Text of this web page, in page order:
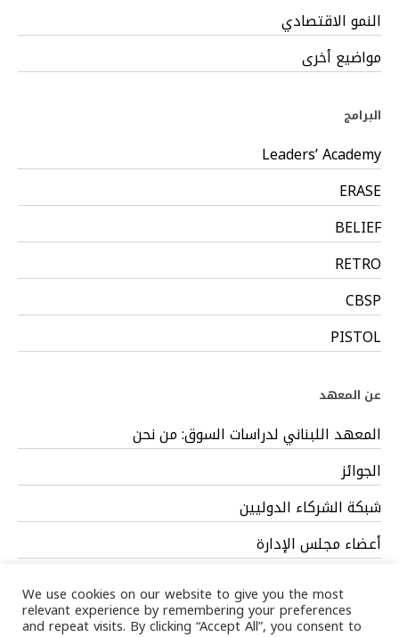
النمو الاقتصادي
مواضيع أخرى
البرامج
Leaders’ Academy
ERASE
BELIEF
RETRO
CBSP
PISTOL
عن المعهد
المعهد اللبناني لدراسات السوق: من نحن
الجوائز
شبكة الشركاء الدوليين
أعضاء مجلس الإدارة
We use cookies on our website to give you the most
relevant experience by remembering your preferences
and repeat visits. By clicking “Accept All”, you consent to